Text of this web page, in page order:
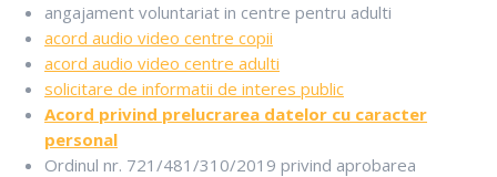
angajament voluntariat in centre pentru adulti
acord audio video centre copii
acord audio video centre adulti
solicitare de informatii de interes public
Acord privind prelucrarea datelor cu caracter
personal
Ordinul nr. 721/481/310/2019 privind aprobarea